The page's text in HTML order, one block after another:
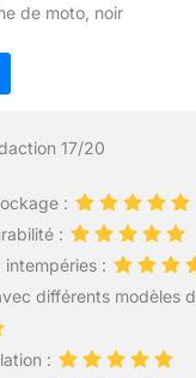
de moto, noir
17/20
:
:
intempéries :
différents modèles
: